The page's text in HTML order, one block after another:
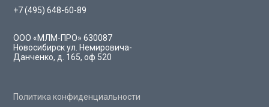
+7 (495) 648-60-89
ООО «МЛМ-ПРО»630087
Новосибирск ул. Немировича-
Данченко, д. 165, оф 520
Политика конфиденциальности